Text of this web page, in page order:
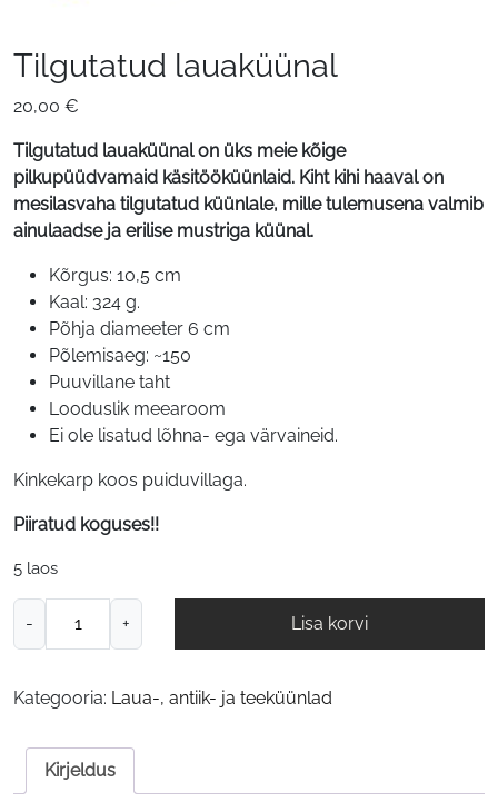
Tilgutatud lauaküünal
20,00 €
Tilgutatud lauaküünal on üks meie kõige
pilkupüüdvamaid käsitööküünlaid. Kiht kihi haaval on
mesilasvaha tilgutatud küünlale, mille tulemusena valmib
ainulaadse ja erilise mustriga küünal.
Kõrgus: 10,5 cm
Kaal: 324 g.
Põhja diameeter 6 cm
Põlemisaeg: ~150
Puuvillane taht
Looduslik meearoom
Ei ole lisatud lõhna- ega värvaineid.
Kinkekarp koos puiduvillaga.
Piiratud koguses!!
5 laos
-
lauaküünal
+ Lisa korvi
Kategooria: Laua-, antiik- ja teeküünlad
Kirjeldus